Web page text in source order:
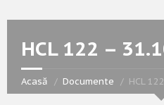
HCL 122 –
Acasă Documente HCL